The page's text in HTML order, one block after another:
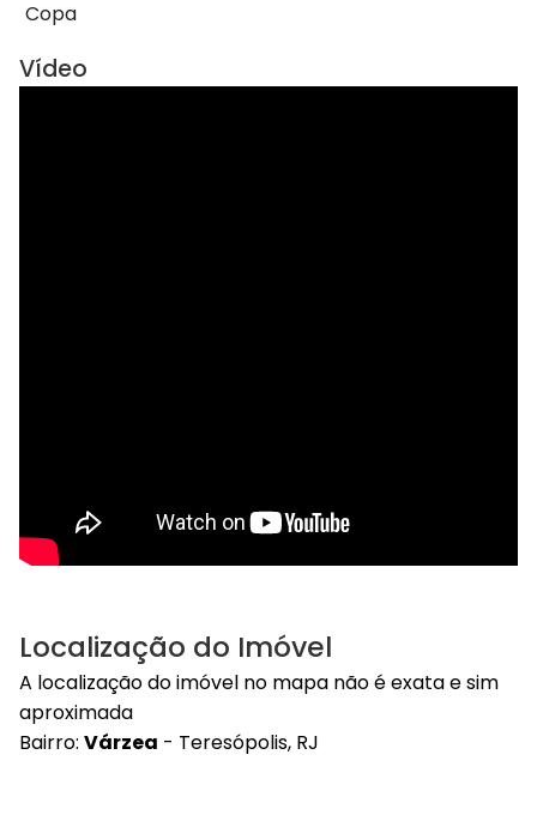
Copa
Vídeo
Localização do Imóvel
A localização do imóvel no mapa não é exata e sim
aproximada
Bairro: Várzea - Teresópolis, RJ